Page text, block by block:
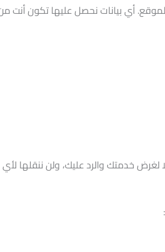
للموقع. أي بيانات نحصل عليها تكون
خدمتك والرد عليك، ولن ننقلها